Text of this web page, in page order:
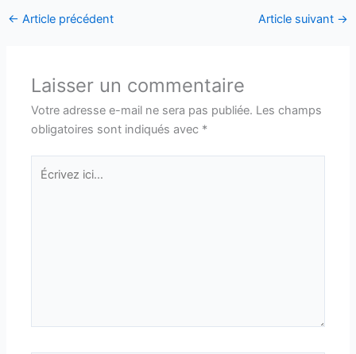
← Article précédent Article suivant →
Laisser un commentaire
Votre adresse e-mail ne sera pas publiée. Les champs
obligatoires sont indiqués avec *
Écrivez